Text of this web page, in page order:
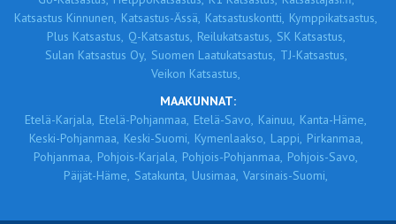
Katsastus Kinnunen, Katsastus-Ässä, Katsastuskontti, Kymppikatsastus,
Plus Katsastus, Q-Katsastus, Reilukatsastus, SK Katsastus,
Sulan Katsastus Oy, Suomen Laatukatsastus, TJ-Katsastus,
Veikon Katsastus,
MAAKUNNAT:
Etelä-Karjala, Etelä-Pohjanmaa, Etelä-Savo, Kainuu, Kanta-Häme,
Keski-Pohjanmaa, Keski-Suomi, Kymenlaakso, Lappi, Pirkanmaa,
Pohjanmaa, Pohjois-Karjala, Pohjois-Pohjanmaa, Pohjois-Savo,
Päijät-Häme, Satakunta, Uusimaa, Varsinais-Suomi,